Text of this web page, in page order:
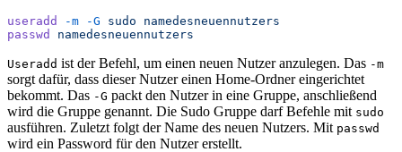
useradd -m -G sudo namedesneuennutzers
passwd
namedesneuennutzers
Useradd ist der Befehl, um einen neuen Nutzer anzulegen. Das -m
sorgt dafür, dass dieser Nutzer einen Home-Ordner eingerichtet
bekommt. Das -G packt den Nutzer in eine Gruppe, anschließend
wird die Gruppe genannt. Die Sudo Gruppe darf Befehle mit sudo
ausführen. Zuletzt folgt der Name des neuen Nutzers. Mit passwd
wird ein Password für den Nutzer erstellt.